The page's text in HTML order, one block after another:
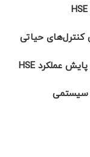
HSE
HSE